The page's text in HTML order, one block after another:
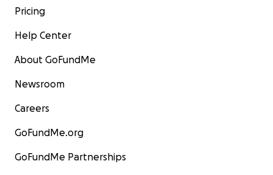
Pricing
Help Center
About GoFundMe
Newsroom
Careers
GoFundMe.org
GoFundMe Partnerships